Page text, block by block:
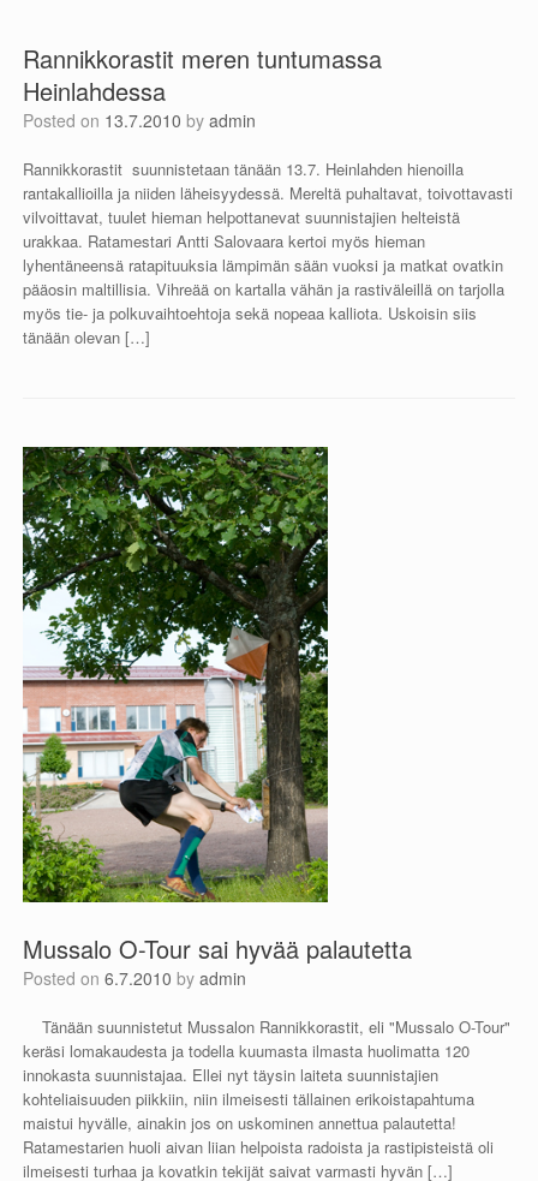
Rannikkorastit meren tuntumassa
Heinlahdessa
Posted on 13.7.2010 by admin
Rannikkorastit suunnistetaan tänään 13.7. Heinlahden hienoilla
rantakallioilla ja niiden läheisyydessä. Mereltä puhaltavat, toivottavasti
vilvoittavat, tuulet hieman helpottanevat suunnistajien helteistä
urakkaa. Ratamestari Antti Salovaara kertoi myös hieman
lyhentäneensä ratapituuksia lämpimän sään vuoksi ja matkat ovatkin
pääosin maltillisia. Vihreää on kartalla vähän ja rastiväleillä on tarjolla
myös tie- ja polkuvaihtoehtoja sekä nopeaa kalliota. Uskoisin siis
tänään olevan […]
Mussalo O-Tour sai hyvää palautetta
Posted on 6.7.2010 by admin
Tänään suunnistetut Mussalon Rannikkorastit, eli "Mussalo O-Tour"
keräsi lomakaudesta ja todella kuumasta ilmasta huolimatta 120
innokasta suunnistajaa. Ellei nyt täysin laiteta suunnistajien
kohteliaisuuden piikkiin, niin ilmeisesti tällainen erikoistapahtuma
maistui hyvälle, ainakin jos on uskominen annettua palautetta!
Ratamestarien huoli aivan liian helpoista radoista ja rastipisteistä oli
ilmeisesti turhaa ja kovatkin tekijät saivat varmasti hyvän […]